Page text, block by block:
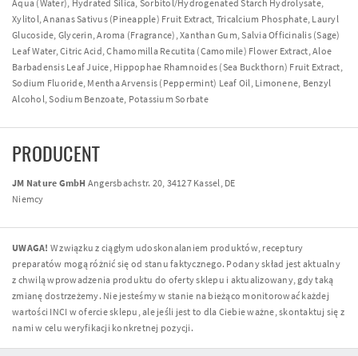
Aqua (Water), Hydrated Silica, Sorbitol/Hydrogenated Starch Hydrolysate,
Xylitol, Ananas Sativus (Pineapple) Fruit Extract, Tricalcium Phosphate, Lauryl
Glucoside, Glycerin, Aroma (Fragrance), Xanthan Gum, Salvia Officinalis (Sage)
Leaf Water, Citric Acid, Chamomilla Recutita (Camomile) Flower Extract, Aloe
Barbadensis Leaf Juice, Hippophae Rhamnoides (Sea Buckthorn) Fruit Extract,
Sodium Fluoride, Mentha Arvensis (Peppermint) Leaf Oil, Limonene, Benzyl
Alcohol, Sodium Benzoate, Potassium Sorbate
PRODUCENT
JM Nature GmbH Angersbachstr. 20, 34127 Kassel, DE
Niemcy
UWAGA! W związku z ciągłym udoskonalaniem produktów, receptury
preparatów mogą różnić się od stanu faktycznego. Podany skład jest aktualny
z chwilą wprowadzenia produktu do oferty sklepu i aktualizowany, gdy taką
zmianę dostrzeżemy. Nie jesteśmy w stanie na bieżąco monitorować każdej
wartości INCI w ofercie sklepu, ale jeśli jest to dla Ciebie ważne, skontaktuj się z
nami w celu weryfikacji konkretnej pozycji.